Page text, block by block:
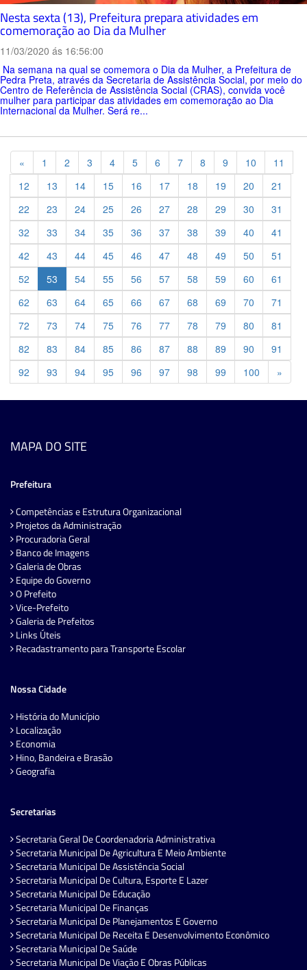
Nesta sexta (13), Prefeitura prepara atividades em
comemoração ao Dia da Mulher
11/03/2020 ás 16:56:00
Na semana na qual se comemora o Dia da Mulher, a Prefeitura de
Pedra Preta, através da Secretaria de Assistência Social, por meio do
Centro de Referência de Assistência Social (CRAS), convida você
mulher para participar das atividades em comemoração ao Dia
Internacional da Mulher. Será re...
« Previous
1 2 3 4 5 6 7 8 9 10
11
12
13 14 15 16 17 18 19 20
21
22
23 24 25 26 27 28 29 30
31
32
33 34 35 36 37 38 39 40
41
42
43 44 45 46 47 48 49 50
51
52
53 54 55 56 57 58 59 60
61
62
63 64 65 66 67 68 69 70
71
72
73 74 75 76 77 78 79 80
81
82
83 84 85 86 87 88 89 90
91
92
93 94 95 96 97 98 99 100 »
MAPA DO SITE
Prefeitura
Competências e Estrutura Organizacional
Projetos da Administração
Procuradoria Geral
Banco de Imagens
Galeria de Obras
Equipe do Governo
O Prefeito
Vice-Prefeito
Galeria de Prefeitos
Links Úteis
Recadastramento para Transporte Escolar
Nossa Cidade
História do Município
Localização
Economia
Hino, Bandeira e Brasão
Geografia
Secretarias
Secretaria Geral De Coordenadoria Administrativa
Secretaria Municipal De Agricultura E Meio Ambiente
Secretaria Municipal De Assistência Social
Secretaria Municipal De Cultura, Esporte E Lazer
Secretaria Municipal De Educação
Secretaria Municipal De Finanças
Secretaria Municipal De Planejamentos E Governo
Secretaria Municipal De Receita E Desenvolvimento Econômico
Secretaria Municipal De Saúde
Secretaria Municipal De Viação E Obras Públicas